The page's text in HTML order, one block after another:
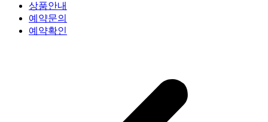
상품안내
예약문의
예약확인